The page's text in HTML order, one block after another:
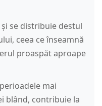
se distribuie destul
ceea ce înseamnă
proaspăt aproape
mai
blând, contribuie la